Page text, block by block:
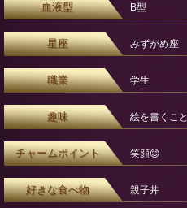
血液型 B型
星座 みずがめ座
職業 学生
趣味 絵を書くこと
チャームポイント 笑顔😊
好きな食べ物 親子丼